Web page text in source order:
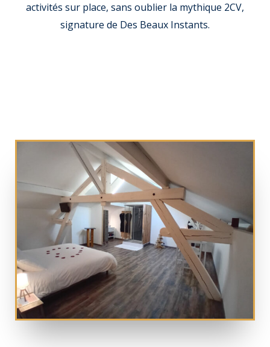
activités sur place, sans oublier la mythique 2CV,
signature de Des Beaux Instants.